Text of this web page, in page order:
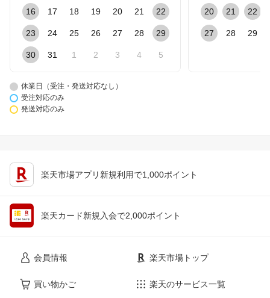
16 17 18 19 20 21 22
23 24 25 26 27 28 29
30 31 1 2 3 4 5
20 21 22
27 28 29
休業日（受注・発送対応なし）
受注対応のみ
発送対応のみ
楽天市場アプリ新規利用で1,000ポイント
楽天カード新規入会で2,000ポイント
会員情報
買い物かご
楽天市場トップ
楽天のサービス一覧